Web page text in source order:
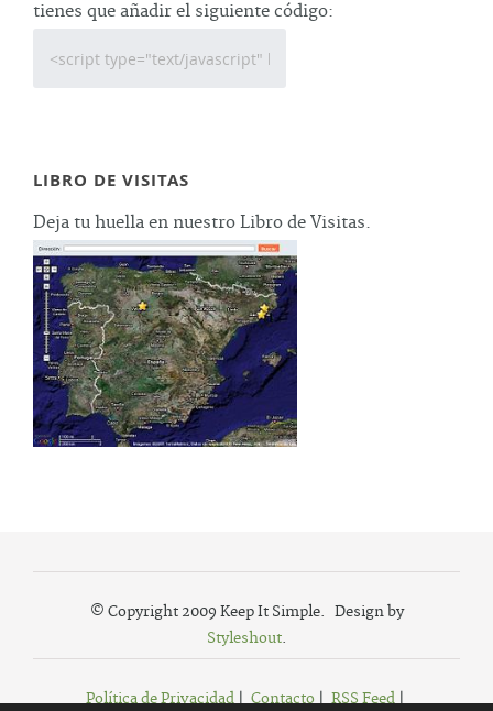
tienes que añadir el siguiente código:
LIBRO DE VISITAS
Deja tu huella en nuestro Libro de Visitas.
© Copyright 2009 Keep It Simple. Design by
Styleshout.
Política de Privacidad| Contacto| RSS Feed|